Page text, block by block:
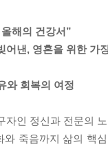
해의 건강서”
어낸, 영혼을 위한 가
와 회복의 여정
자인 정신과 전문의
와 죽음까지 삶의 핵